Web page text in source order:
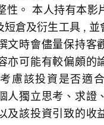
性。 本人持有本影
短倉及衍生工具 , 並
文時會儘量保持客
亦可能有較偏頗的
慮該投資是否適
人獨立思考、求證
及該投資引致的收